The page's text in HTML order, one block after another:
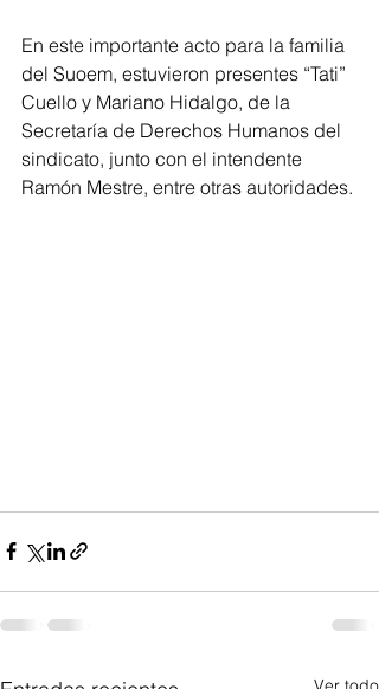
En este importante acto para la familia
del Suoem, estuvieron presentes “Tati”
Cuello y Mariano Hidalgo, de la
Secretaría de Derechos Humanos del
sindicato, junto con el intendente
Ramón Mestre, entre otras autoridades.